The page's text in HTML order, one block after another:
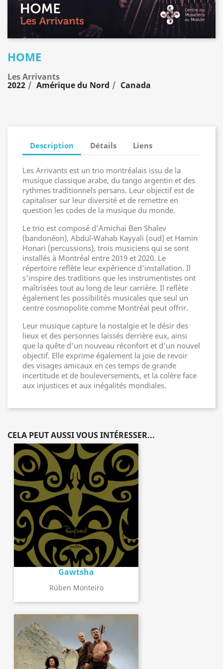
HOME
Les Arrivants
2022 Amérique du Nord Canada
Description Détails Liens
Les Arrivants est un trio montréalais issu de la
musique classique arabe, du tango argentin et des
rythmes traditionnels persans. Leur objectif est de
capitaliser sur leur diversité et de remettre en
question les codes de la musique du monde.
Le trio est composé d’Amichai Ben Shalev
(bandonéon), Abdul-Wahab Kayyali (oud) et Hamin
Honari (percussions), trois musiciens qui se sont
installés à Montréal entre 2019 et 2020. Le
répertoire reflète leur expérience d'installation. Il
s'inspire des traditions que les instrumentistes ont
maîtrisées tout au long de leur carrière. Il reflète
également les possibilités musicales que seul un
centre cosmopolite comme Montréal peut offrir.
Leur musique capture la nostalgie et le désir des
lieux et des personnes laissés derrière eux, ainsi
que la quête d'un nouveau réconfort et d'un nouvel
objectif. Elle exprime également la joie de revoir
des visages amicaux en ces temps de grande
incertitude et de bouleversements, et la colère face
aux injustices et aux inégalités mondiales.
CELA PEUT AUSSI VOUS INTÉRESSER...
Gawtsha
Rúben Monteiro